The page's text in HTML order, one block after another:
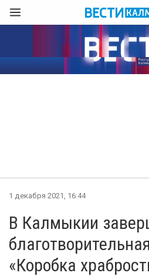
1 декабря 2021, 16:44
В Калмыкии
«Коробка